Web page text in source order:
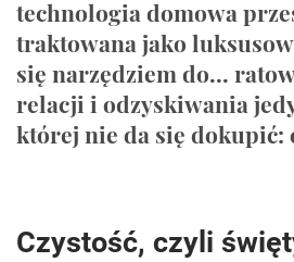
technologia domowa
traktowana jako
się narzędziem do...
relacji i odzyskiwania
której nie da się dokupić:
Czystość, czyli